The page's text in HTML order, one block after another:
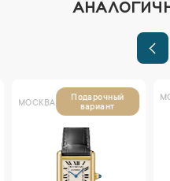
МОСКВА
Подарочный
вариант